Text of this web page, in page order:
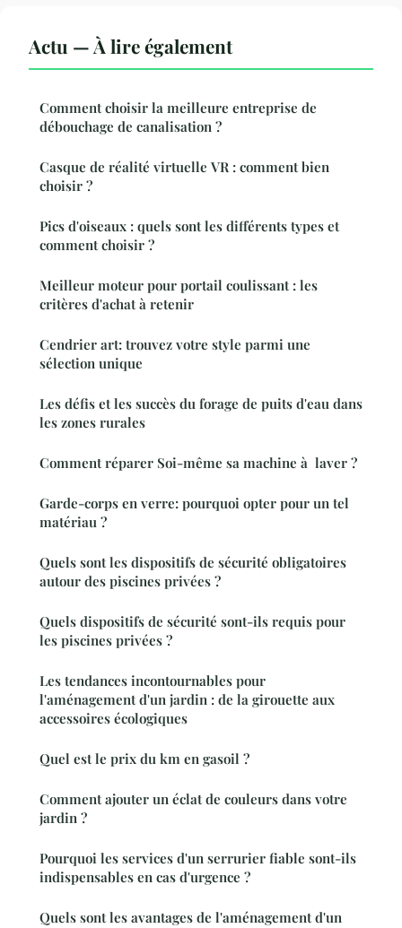
Actu — À lire également
Comment choisir la meilleure entreprise de
débouchage de canalisation ?
Casque de réalité virtuelle VR : comment bien
choisir ?
Pics d'oiseaux : quels sont les différents types et
comment choisir ?
Meilleur moteur pour portail coulissant : les
critères d'achat à retenir
Cendrier art: trouvez votre style parmi une
sélection unique
Les défis et les succès du forage de puits d'eau dans
les zones rurales
Comment réparer Soi-même sa machine à laver ?
Garde-corps en verre: pourquoi opter pour un tel
matériau ?
Quels sont les dispositifs de sécurité obligatoires
autour des piscines privées ?
Quels dispositifs de sécurité sont-ils requis pour
les piscines privées ?
Les tendances incontournables pour
l'aménagement d'un jardin : de la girouette aux
accessoires écologiques
Quel est le prix du km en gasoil ?
Comment ajouter un éclat de couleurs dans votre
jardin ?
Pourquoi les services d'un serrurier fiable sont-ils
indispensables en cas d'urgence ?
Quels sont les avantages de l'aménagement d'un